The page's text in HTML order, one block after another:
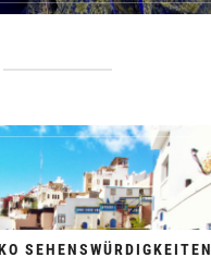
SEHENSWÜRDIGKEITEN